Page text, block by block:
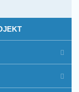
Ausland